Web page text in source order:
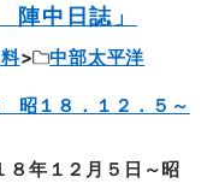
中日誌」
中部太平洋
昭１８．１２．５～
８年１２月５日～昭